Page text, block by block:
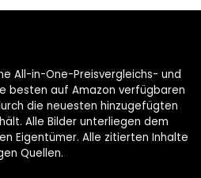
All-in-One-Preisvergleichs- und
besten auf Amazon verfügbaren
die neuesten hinzugefügten
Alle Bilder unterliegen dem
Eigentümer. Alle zitierten Inhalte
Quellen.